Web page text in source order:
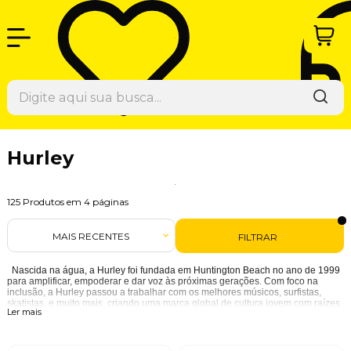
Hurley
125 Produtos em 4 páginas
FILTRAR
MAIS RECENTES
Nascida na água, a Hurley foi fundada em Huntington Beach no ano de 1999
para amplificar, empoderar e dar voz às próximas gerações. Com foco na
inclusão, a Hurley passou a trabalhar com os melhores músicos, surfistas,
skatistas, e muito mais, criando uma marca global de cultura jovem com raízes
profundas no estilo de vida na praia. Inovação disruptiva e uma combinação
Ler mais